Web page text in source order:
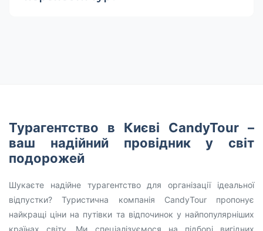
Турагентство в Києві CandyTour –
ваш надійний провідник у світ
подорожей
Шукаєте надійне турагентство для організації ідеальної
відпустки? Туристична компанія CandyTour пропонує
найкращі ціни на путівки та відпочинок у найпопулярніших
країнах світу. Ми спеціалізуємося на підборі вигідних